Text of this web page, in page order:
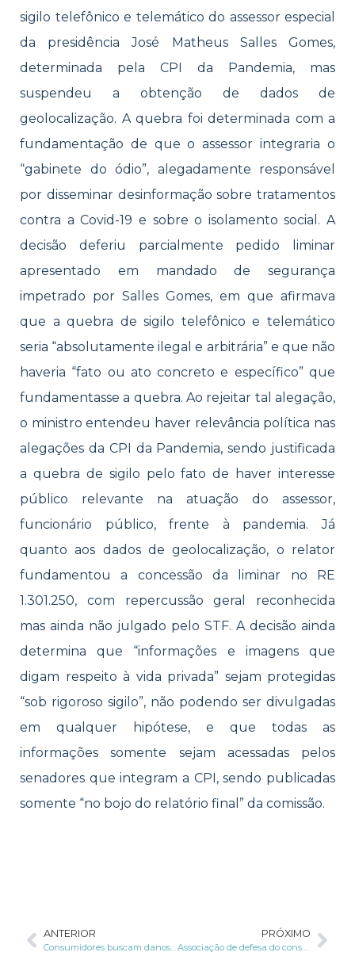
sigilo telefônico e telemático do assessor especial
da presidência José Matheus Salles Gomes,
determinada pela CPI da Pandemia, mas
suspendeu a obtenção de dados de
geolocalização. A quebra foi determinada com a
fundamentação de que o assessor integraria o
“gabinete do ódio”, alegadamente responsável
por disseminar desinformação sobre tratamentos
contra a Covid-19 e sobre o isolamento social. A
decisão deferiu parcialmente pedido liminar
apresentado em mandado de segurança
impetrado por Salles Gomes, em que afirmava
que a quebra de sigilo telefônico e telemático
seria “absolutamente ilegal e arbitrária” e que não
haveria “fato ou ato concreto e específico” que
fundamentasse a quebra. Ao rejeitar tal alegação,
o ministro entendeu haver relevância política nas
alegações da CPI da Pandemia, sendo justificada
a quebra de sigilo pelo fato de haver interesse
público relevante na atuação do assessor,
funcionário público, frente à pandemia. Já
quanto aos dados de geolocalização, o relator
fundamentou a concessão da liminar no RE
1.301.250, com repercussão geral reconhecida
mas ainda não julgado pelo STF. A decisão ainda
determina que “informações e imagens que
digam respeito à vida privada” sejam protegidas
“sob rigoroso sigilo”, não podendo ser divulgadas
em qualquer hipótese, e que todas as
informações somente sejam acessadas pelos
senadores que integram a CPI, sendo publicadas
somente “no bojo do relatório final” da comissão.
ANTERIOR
Consumidores buscam danos morais por vazamento de dados
PRÓXIMO
Associação de defesa do consumidor apresenta reclamação contra mudanças nas políticas de privacidade do WhatsApp